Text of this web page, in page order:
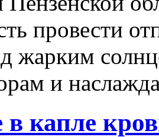
провести
жарким
и
в капле